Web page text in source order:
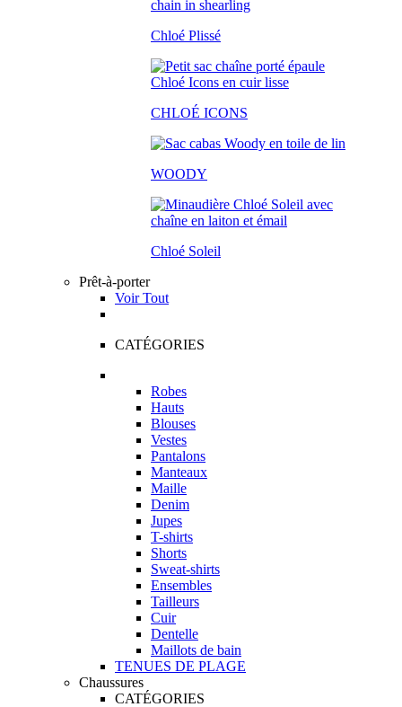
Chloé Plissé
CHLOÉ ICONS
WOODY
Chloé Soleil
Prêt-à-porter
Voir Tout
CATÉGORIES
Robes
Hauts
Blouses
Vestes
Pantalons
Manteaux
Maille
Denim
Jupes
T-shirts
Shorts
Sweat-shirts
Ensembles
Tailleurs
Cuir
Dentelle
Maillots de bain
TENUES DE PLAGE
Chaussures
CATÉGORIES